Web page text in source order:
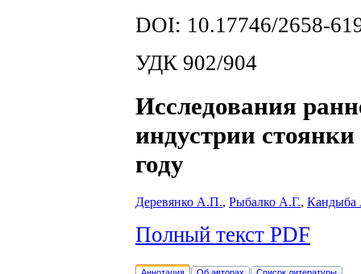
DOI: 10.17746/2658-
УДК 902/904
Исследования
индустрии
году
Деревянко А.П., Рыбалко А.Г.,
Полный текст PDF